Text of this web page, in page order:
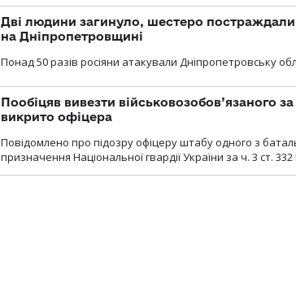
Дві людини загинуло, шестеро постраждали
на Дніпропетровщині
Понад 50 разів росіяни атакували Дніпропетровську
Пообіцяв вивезти військовозобов’язаного
викрито офіцера
Повідомлено про підозру офіцеру штабу одного з
призначення Національної гвардії України за ч. 3 ст.